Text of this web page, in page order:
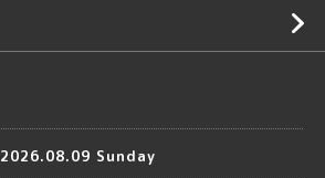
2026.08.09 Sunday